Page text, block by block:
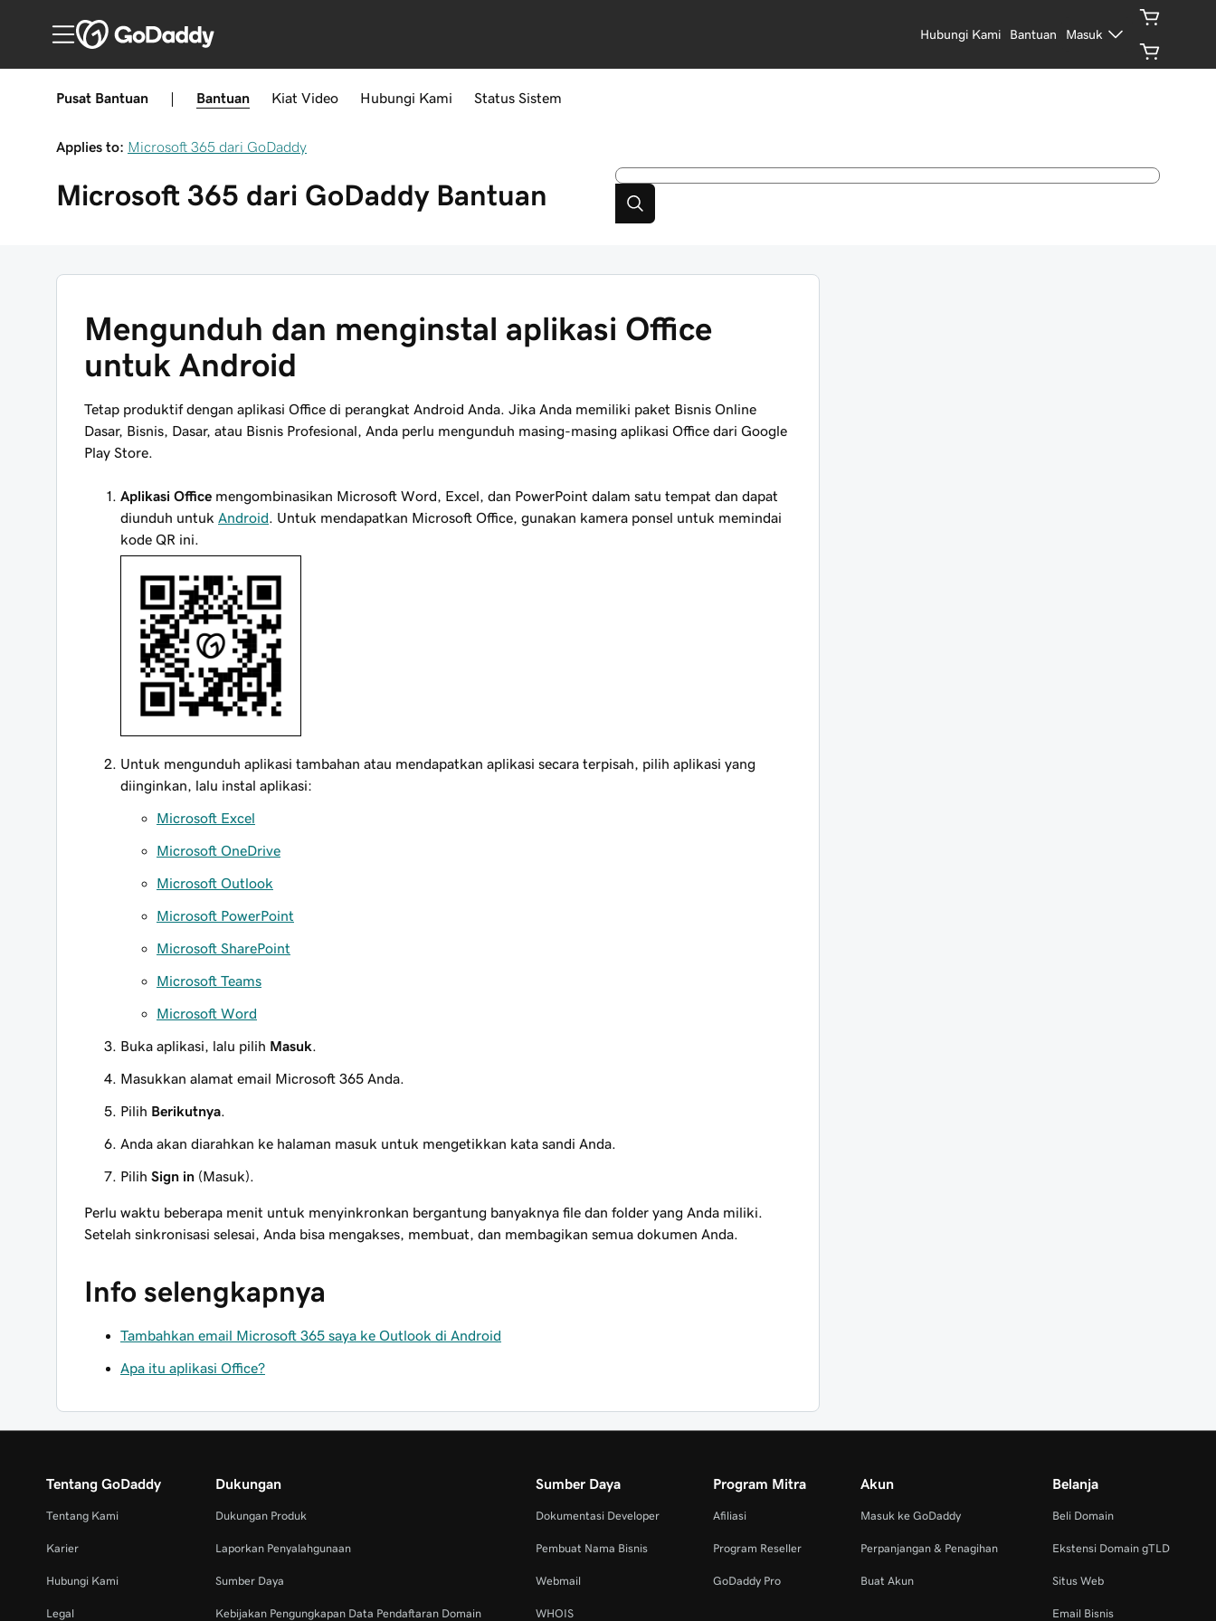
Hubungi Kami Bantuan Masuk
Pusat Bantuan Bantuan Kiat Video Hubungi Kami Status Sistem
Applies to: Microsoft 365 dari GoDaddy
Microsoft 365 dari GoDaddy Bantuan
Mengunduh dan menginstal aplikasi Office
untuk Android
Tetap produktif dengan aplikasi Office di perangkat Android Anda. Jika Anda memiliki paket Bisnis Online
Dasar, Bisnis, Dasar, atau Bisnis Profesional, Anda perlu mengunduh masing-masing aplikasi Office dari Google
Play Store.
Aplikasi Office mengombinasikan Microsoft Word, Excel, dan PowerPoint dalam satu tempat dan dapat
diunduh untuk Android . Untuk mendapatkan Microsoft Office, gunakan kamera ponsel untuk memindai
kode QR ini.
Untuk mengunduh aplikasi tambahan atau mendapatkan aplikasi secara terpisah, pilih aplikasi yang
diinginkan, lalu instal aplikasi:
Microsoft Excel
Microsoft OneDrive
Microsoft Outlook
Microsoft PowerPoint
Microsoft SharePoint
Microsoft Teams
Microsoft Word
Buka aplikasi, lalu pilih Masuk
Masukkan alamat email Microsoft 365 Anda.
Pilih Berikutnya
Anda akan diarahkan ke halaman masuk untuk mengetikkan kata sandi Anda.
Pilih Sign in (Masuk).
Perlu waktu beberapa menit untuk menyinkronkan bergantung banyaknya file dan folder yang Anda miliki.
Setelah sinkronisasi selesai, Anda bisa mengakses, membuat, dan membagikan semua dokumen Anda.
Info selengkapnya
Tambahkan email Microsoft 365 saya ke Outlook di Android
Apa itu aplikasi Office?
Tentang GoDaddy
Tentang Kami
Karier
Hubungi Kami
Legal
Dukungan
Dukungan Produk
Laporkan Penyalahgunaan
Sumber Daya
Kebijakan Pengungkapan Data Pendaftaran Domain
Sumber Daya
Dokumentasi Developer
Pembuat Nama Bisnis
Webmail
WHOIS
Program Mitra
Afiliasi
Program Reseller
GoDaddy Pro
Akun
Masuk ke GoDaddy
Perpanjangan & Penagihan
Buat Akun
Belanja
Beli Domain
Ekstensi Domain gTLD
Situs Web
Email Bisnis